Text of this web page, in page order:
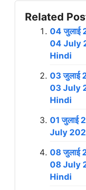
Related
04 जुलाई
04 July
Hindi
03 जुलाई
03 July
Hindi
01 जुलाई
July
08 जुलाई
08 July
Hindi